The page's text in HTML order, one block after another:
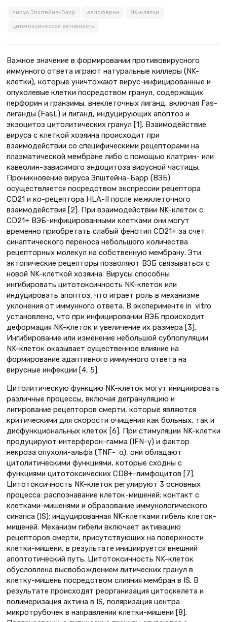
вирус Эпштейна-Барр аллоферон NK-клетки
цитотоксическая активность
Важное значение в формировании противовирусного
иммунного ответа играют натуральные киллеры (NK-
клетки), которые уничтожают вирус-инфицированные и
опухолевые клетки посредством гранул, содержащих
перфорин и гранзимы, внеклеточных лиганд, включая Fas-
лиганды (FasL) и лиганд, индуцирующих апоптоз и
экзоцитоз цитолитических гранул [1]. Взаимодействие
вируса с клеткой хозяина происходит при
взаимодействии со специфическими рецепторами на
плазматической мембране либо с помощью клатрин- или
кавеолин-зависимого эндоцитоза вирусной частицы.
Проникновение вируса Эпштейна–Барр (ВЭБ)
осуществляется посредством экспрессии рецептора
CD21 и ко-рецептора HLA-II после межклеточного
взаимодействия [2]. При взаимодействии NK-клеток с
CD21+ ВЭБ-инфицированными клетками они могут
временно приобретать слабый фенотип CD21+ за счет
синаптического переноса небольшого количества
рецепторных молекул на собственную мембрану. Эти
эктопические рецепторы позволяют ВЭБ связываться с
новой NK-клеткой хозяина. Вирусы способны
ингибировать цитотоксичность NK-клеток или
индуцировать апоптоз, что играет роль в механизме
уклонения от иммунного ответа. В эксперименте in vitro
установлено, что при инфицировании ВЭБ происходит
деформация NK-клеток и увеличение их размера [3].
Ингибирование или изменение небольшой субпопуляции
NK-клеток оказывает существенное влияние на
формирование адаптивного иммунного ответа на
вирусные инфекции [4, 5].
Цитолитическую функцию NK-клеток могут инициировать
различные процессы, включая дегрануляцию и
лигирование рецепторов смерти, которые являются
критическими для скорости очищения как больных, так и
дисфункциональных клеток [6]. При стимуляции NK-клетки
продуцируют интерферон-гамма (IFN-γ) и фактор
некроза опухоли-альфа (TNF- α), они обладают
цитолитическими функциями, которые сходны с
функциями цитотоксических CD8+-лимфоцитов [7].
Цитотоксичность NK-клеток регулируют 3 основных
процесса: распознавание клеток-мишеней; контакт с
клетками-мишенями и образование иммунологического
синапса (IS); индуцированная NK-клетками гибель клеток-
мишеней. Механизм гибели включает активацию
рецепторов смерти, присутствующих на поверхности
клетки-мишени, в результате инициируется внешний
апоптотический путь. Цитотоксичность NK-клеток
обусловлена высвобождением литических гранул в
клетку-мишень посредством слияния мембран в IS. В
результате происходят реорганизация цитоскелета и
полимеризация актина в IS, поляризация центра
микротрубочек в направлении клетки-мишени [8].